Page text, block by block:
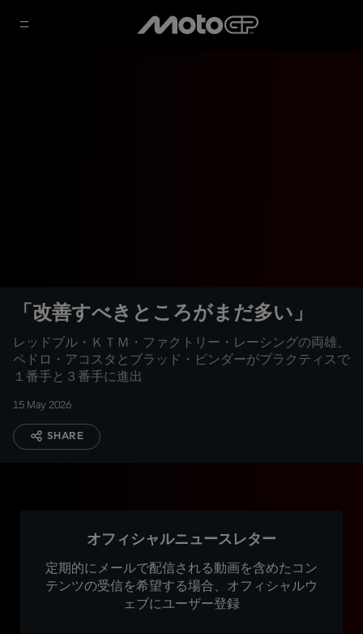
「改善すべきところがまだ多い」
レッドブル・ＫＴＭ・ファクトリー・レーシングの両雄、
ペドロ・アコスタとブラッド・ビンダーがプラクティスで
１番手と３番手に進出
15 May 2026
SHARE
オフィシャルニュースレター
定期的にメールで配信される動画を含めたコン
テンツの受信を希望する場合、オフィシャルウ
ェブにユーザー登録